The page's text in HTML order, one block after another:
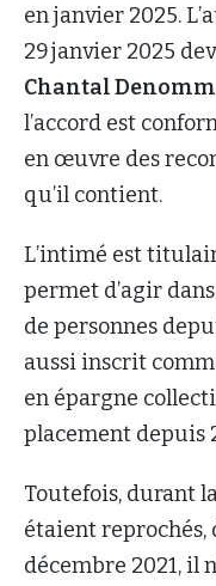
en janvier 2025.
29 janvier 2025
Chantal
l’accord est
en œuvre des
qu’il contient.
L’intimé est
permet d’agir
de personnes
aussi inscrit
en épargne
placement depuis
Toutefois, durant
étaient reprochés,
décembre 2021, il